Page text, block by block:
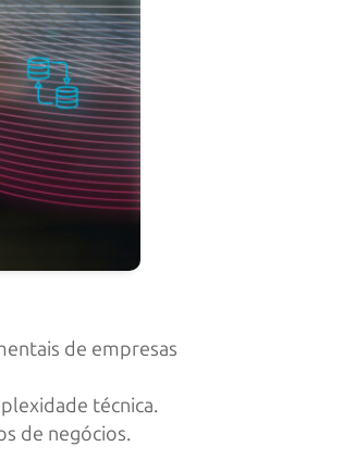
de empresas
técnica.
de negócios.